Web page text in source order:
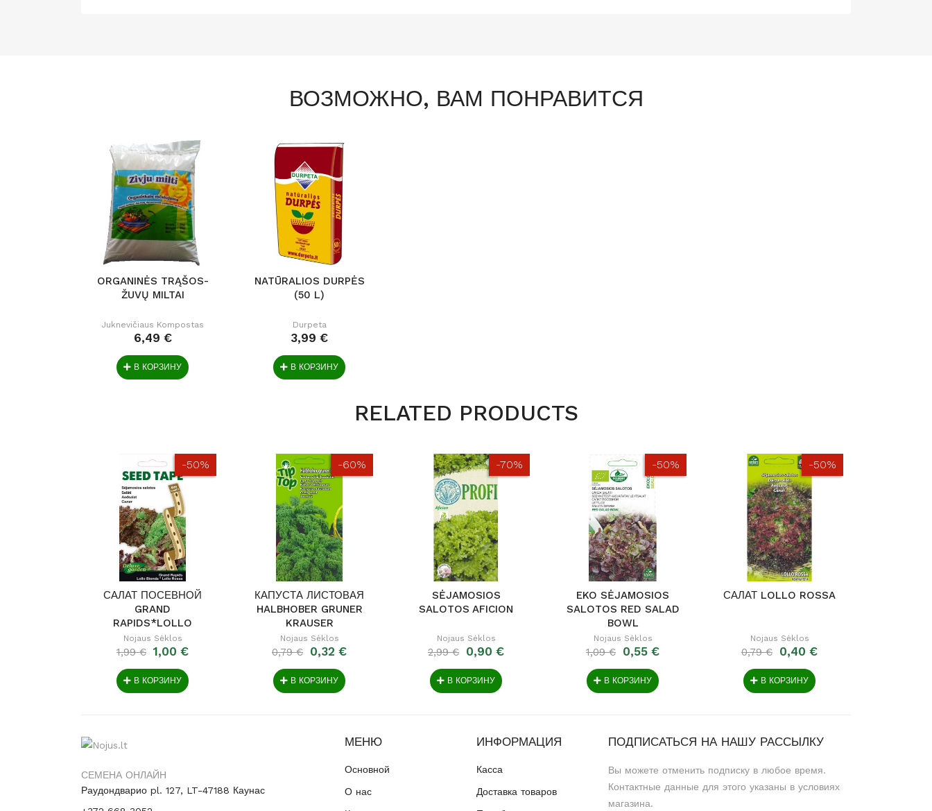
ВОЗМОЖНО, ВАМ ПОНРАВИТСЯ
ORGANINĖS TRĄŠOS-
ŽUVŲ MILTAI
Juknevičiaus Kompostas
6,49 €
В КОРЗИНУ
NATŪRALIOS DURPĖS
(50 L)
Durpeta
3,99 €
В КОРЗИНУ
RELATED PRODUCTS
-50%
САЛАТ ПОСЕВНОЙ
GRAND
RAPIDS*LOLLO
BIONDA*LOLLO...
Nojaus Sėklos
1,99 € 1,00 €
В КОРЗИНУ
-60%
КАПУСТА ЛИСТОВАЯ
HALBHOBER GRUNER
KRAUSER
Nojaus Sėklos
0,79 € 0,32 €
В КОРЗИНУ
-70%
SĖJAMOSIOS
SALOTOS AFICION
Nojaus Sėklos
2,99 € 0,90 €
В КОРЗИНУ
-50%
EKO SĖJAMOSIOS
SALOTOS RED SALAD
BOWL
Nojaus Sėklos
1,09 € 0,55 €
В КОРЗИНУ
-50%
САЛАТ LOLLO ROSSA
Nojaus Sėklos
0,79 € 0,40 €
В КОРЗИНУ
СЕМЕНА ОНЛАЙН
Раудондварио pl. 127, LT-47188 Каунас
МЕНЮ
Основной
О нас
ИНФОРМАЦИЯ
Касса
Доставка товаров
ПОДПИСАТЬСЯ НА НАШУ РАССЫЛКУ
Вы можете отменить подписку в любое время.
Контактные данные для этого указаны в условиях
магазина.